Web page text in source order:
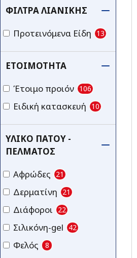
ΥΛΙΚΌ ΠΆΤΟΥ -
ΠΈΛΜΑΤΟΣ
Αφρώδες 21
Δερματίνη 21
Διάφοροι 22
Σιλικόνη-gel 42
Φελός 8
ΕΤΟΙΜΌΤΗΤΑ
Έτοιμο προιόν 106
Ειδική κατασκευή 10
ΦΊΛΤΡΑ ΛΙΑΝΙΚΉΣ
Προτεινόμενα Είδη 13